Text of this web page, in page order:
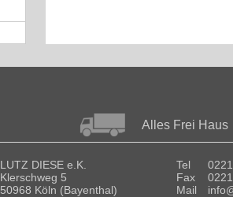
Alles Frei Haus
LUTZ DIESE e.K.
Klerschweg 5
50968 Köln (Bayenthal)
Tel
Fax
Mail